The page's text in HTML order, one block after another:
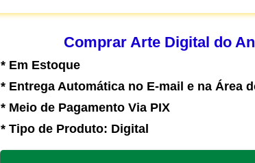
Comprar Arte Digital do
* Em Estoque
* Entrega Automática no E-mail e na Área
* Meio de Pagamento Via PIX
* Tipo de Produto: Digital